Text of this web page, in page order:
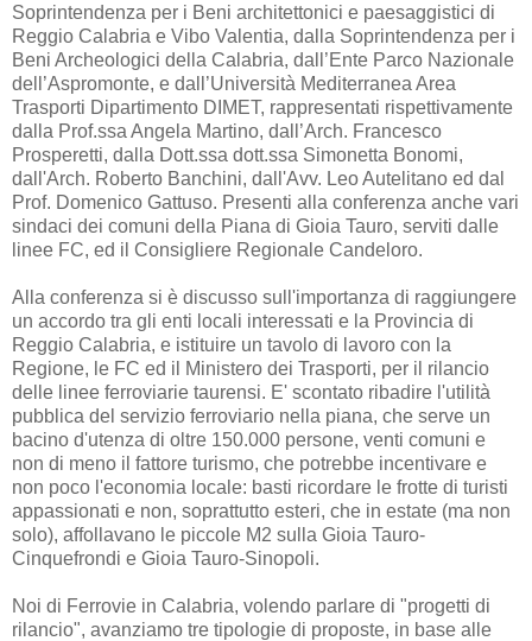
Soprintendenza per i Beni architettonici e paesaggistici di
Reggio Calabria e Vibo Valentia, dalla Soprintendenza per i
Beni Archeologici della Calabria, dall’Ente Parco Nazionale
dell’Aspromonte, e dall’Università Mediterranea Area
Trasporti Dipartimento DIMET, rappresentati rispettivamente
dalla Prof.ssa Angela Martino, dall’Arch. Francesco
Prosperetti, dalla Dott.ssa dott.ssa Simonetta Bonomi,
dall'Arch. Roberto Banchini, dall'Avv. Leo Autelitano ed dal
Prof. Domenico Gattuso. Presenti alla conferenza anche vari
sindaci dei comuni della Piana di Gioia Tauro, serviti dalle
linee FC, ed il Consigliere Regionale Candeloro.
Alla conferenza si è discusso sull'importanza di raggiungere
un accordo tra gli enti locali interessati e la Provincia di
Reggio Calabria, e istituire un tavolo di lavoro con la
Regione, le FC ed il Ministero dei Trasporti, per il rilancio
delle linee ferroviarie taurensi. E' scontato ribadire l'utilità
pubblica del servizio ferroviario nella piana, che serve un
bacino d'utenza di oltre 150.000 persone, venti comuni e
non di meno il fattore turismo, che potrebbe incentivare e
non poco l'economia locale: basti ricordare le frotte di turisti
appassionati e non, soprattutto esteri, che in estate (ma non
solo), affollavano le piccole M2 sulla Gioia Tauro-
Cinquefrondi e Gioia Tauro-Sinopoli.
Noi di Ferrovie in Calabria, volendo parlare di "progetti di
rilancio", avanziamo tre tipologie di proposte, in base alle